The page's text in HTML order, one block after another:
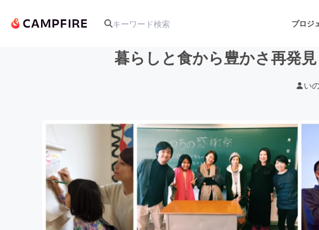
プロジ
アート・写真 音楽
テクノロジー・ガジェット ゲーム・サ
映像・映画 書籍・雑誌
暮らしと食から豊かさ再発
い